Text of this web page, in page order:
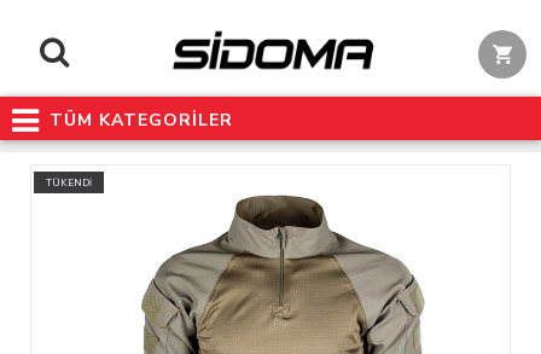
TÜM KATEGORİLER
TÜKENDİ